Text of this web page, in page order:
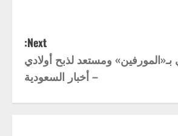
Next:
ومستعد لذبح أولادي
– أخبار السعودية